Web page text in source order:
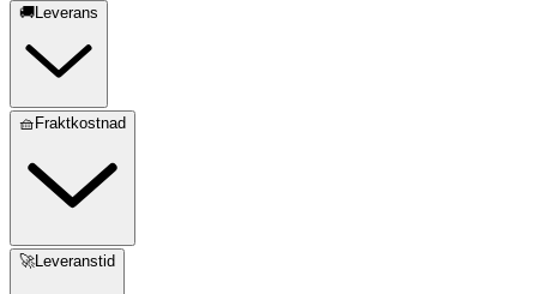
🚚Leverans
🧺Fraktkostnad
🚀Leveranstid